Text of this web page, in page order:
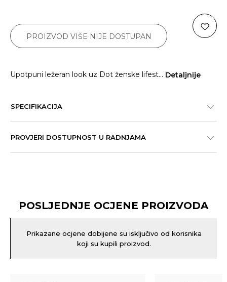
PROIZVOD VIŠE NIJE DOSTUPAN
Upotpuni ležeran look uz Dot ženske lifest... Detaljnije
SPECIFIKACIJA
PROVJERI DOSTUPNOST U RADNJAMA
POSLJEDNJE OCJENE PROIZVODA
Prikazane ocjene dobijene su isključivo od korisnika
koji su kupili proizvod.